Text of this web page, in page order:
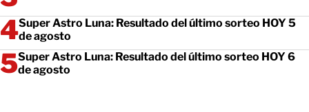
Super Astro Luna: Resultado del último sorteo HOY 5
de agosto
Super Astro Luna: Resultado del último sorteo HOY 6
de agosto